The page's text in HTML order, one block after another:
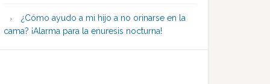
¿Cómo ayudo a mi hijo a no orinarse en la
cama? ¡Alarma para la enuresis nocturna!